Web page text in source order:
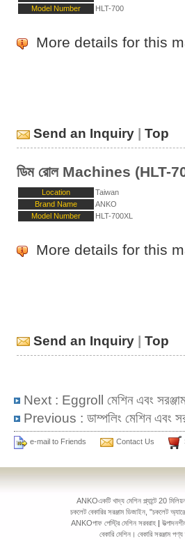
Model Number
HLT-700
More details for this
Send an Inquiry | Top
ডিম রোল Machines (HLT-
Location
Taiwan
Brand Name
ANKO
Model Number
HLT-700XL
More details for this
Send an Inquiry | Top
Next : Eggroll মেশিন এবং
Previous : ডাম্পলিং মেশিন এবং
e-mail to Friends Contact Us
ANKOএকটি খাদ্য মেশিন প্ল্যান্টে 20
চকলেট বেকারির সরঞ্জাম ডিজাইন, "চকলেট
ANKOপাফ পেস্ট্রি মেশিন সরবরাহ |
বেকারি মেশিন। বেকারি সরঞ্জাম পণ্য